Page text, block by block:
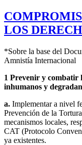
LOS
*Sobre la base del
Amnistía Internacional
1 Prevenir y combatir
inhumanos y
a. Implementar a nivel
Prevención de la
mecanismos locales,
CAT (Protocolo
ya existentes.